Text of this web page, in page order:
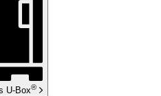
U-Box®